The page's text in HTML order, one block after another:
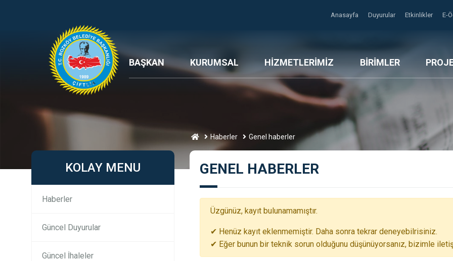
Anasayfa Duyurular Etkinlikler E-
BAŞKAN KURUMSAL HİZMETLERİMİZ BİRİMLER
Haberler Genel haberler
KOLAY MENU
Haberler
Güncel Duyurular
Güncel İhaleler
GENEL HABERLER
Üzgünüz, kayıt bulunamamıştır.
✔ Henüz kayıt eklenmemiştir. Daha sonra tekrar deneyebilrisiniz.
✔ Eğer bunun bir teknik sorun olduğunu düşünüyorsanız, bizimle